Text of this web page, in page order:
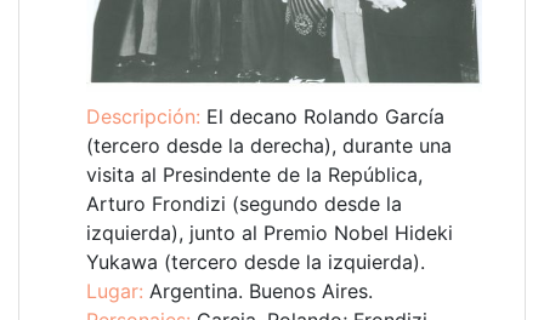
Descripción: El decano Rolando García
(tercero desde la derecha), durante una
visita al Presindente de la República,
Arturo Frondizi (segundo desde la
izquierda), junto al Premio Nobel Hideki
Yukawa (tercero desde la izquierda).
Lugar: Argentina. Buenos Aires.